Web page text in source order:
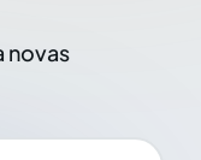
novas